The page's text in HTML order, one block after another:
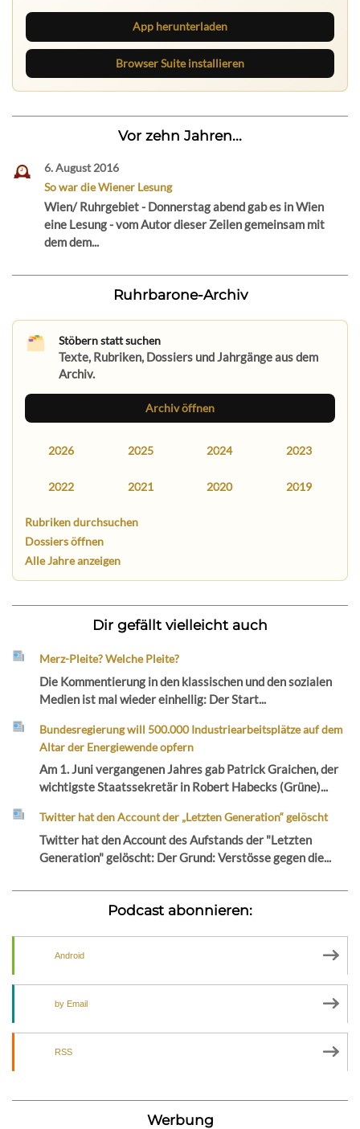
App herunterladen
Browser Suite installieren
Vor zehn Jahren...
6. August 2016
So war die Wiener Lesung
Wien/ Ruhrgebiet - Donnerstag abend gab es in Wien
eine Lesung - vom Autor dieser Zeilen gemeinsam mit
dem dem...
Ruhrbarone-Archiv
Stöbern statt suchen
Texte, Rubriken, Dossiers und Jahrgänge aus dem
Archiv.
Archiv öffnen
2026 2025 2024 2023
2022 2021 2020 2019
Rubriken durchsuchen
Dossiers öffnen
Alle Jahre anzeigen
Dir gefällt vielleicht auch
Merz-Pleite? Welche Pleite?
Die Kommentierung in den klassischen und den sozialen
Medien ist mal wieder einhellig: Der Start...
Bundesregierung will 500.000 Industriearbeitsplätze auf dem
Altar der Energiewende opfern
Am 1. Juni vergangenen Jahres gab Patrick Graichen, der
wichtigste Staatssekretär in Robert Habecks (Grüne)...
Twitter hat den Account der „Letzten Generation“ gelöscht
Twitter hat den Account des Aufstands der "Letzten
Generation" gelöscht: Der Grund: Verstösse gegen die...
Podcast abonnieren:
Android
by Email
RSS
Werbung